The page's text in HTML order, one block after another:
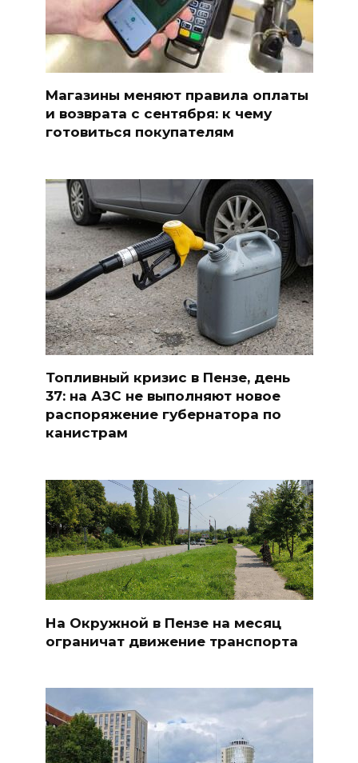
Магазины меняют правила оплаты
и возврата с сентября: к чему
готовиться покупателям
Топливный кризис в Пензе, день
37: на АЗС не выполняют новое
распоряжение губернатора по
канистрам
На Окружной в Пензе на месяц
ограничат движение транспорта